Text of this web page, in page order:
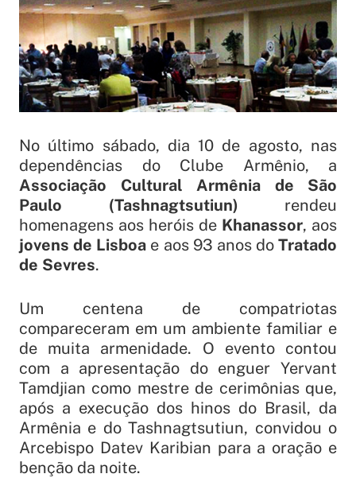
No último sábado, dia 10 de agosto, nas
dependências do Clube Armênio, a
Associação Cultural Armênia de São
Paulo (Tashnagtsutiun) rendeu
homenagens aos heróis de Khanassor, aos
jovens de Lisboa e aos 93 anos do Tratado
de Sevres.
Um centena de compatriotas
compareceram em um ambiente familiar e
de muita armenidade. O evento contou
com a apresentação do enguer Yervant
Tamdjian como mestre de cerimônias que,
após a execução dos hinos do Brasil, da
Armênia e do Tashnagtsutiun, convidou o
Arcebispo Datev Karibian para a oração e
benção da noite.